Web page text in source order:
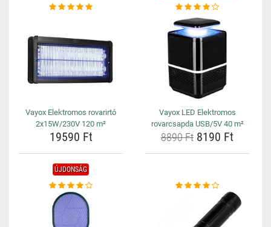
Vayox Elektromos rovarirtó
2x15W/230V 120 m²
19590 Ft
Vayox LED Elektromos
rovarcsapda USB/5V 40 m²
8890 Ft 8190 Ft
ÚJDONSÁG